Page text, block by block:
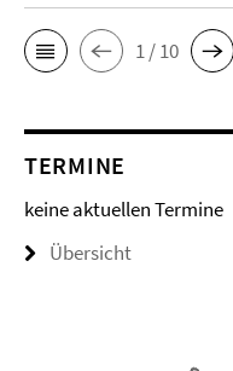
1 / 10
TERMINE
keine aktuellen Termine
Übersicht